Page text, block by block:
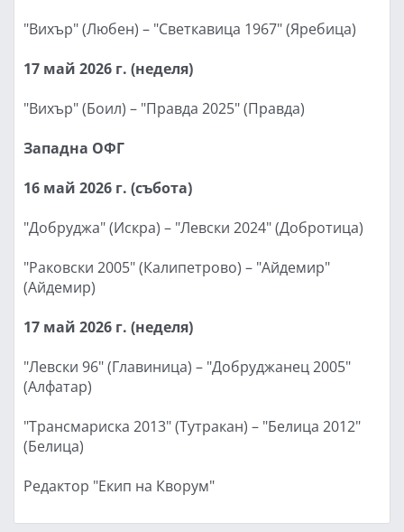
"Вихър" (Любен) – "Светкавица 1967" (Яребица)
17 май 2026 г. (неделя)
"Вихър" (Боил) – "Правда 2025" (Правда)
Западна ОФГ
16 май 2026 г. (събота)
"Добруджа" (Искра) – "Левски 2024" (Добротица)
"Раковски 2005" (Калипетрово) – "Айдемир"
(Айдемир)
17 май 2026 г. (неделя)
"Левски 96" (Главиница) – "Добруджанец 2005"
(Алфатар)
"Трансмариска 2013" (Тутракан) – "Белица 2012"
(Белица)
Редактор "Екип на Кворум"